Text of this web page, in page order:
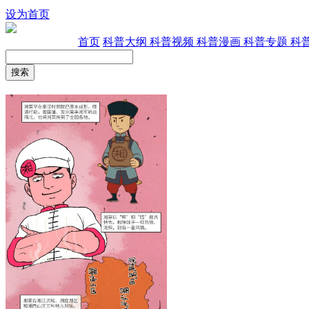
设为首页
首页科普大纲 科普视频 科普漫画科普专题 科